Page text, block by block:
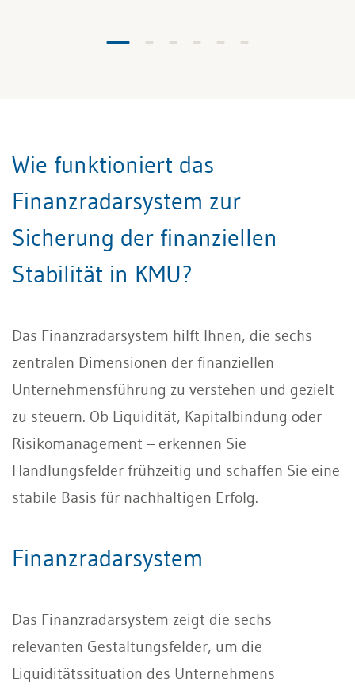
Wie funktioniert das
Finanzradarsystem zur
Sicherung der finanziellen
Stabilität in KMU?
Das Finanzradarsystem hilft Ihnen, die sechs
zentralen Dimensionen der finanziellen
Unternehmensführung zu verstehen und gezielt
zu steuern. Ob Liquidität, Kapitalbindung oder
Risikomanagement – erkennen Sie
Handlungsfelder frühzeitig und schaffen Sie eine
stabile Basis für nachhaltigen Erfolg.
Finanzradarsystem
Das Finanzradarsystem zeigt die sechs
relevanten Gestaltungsfelder, um die
Liquiditätssituation des Unternehmens